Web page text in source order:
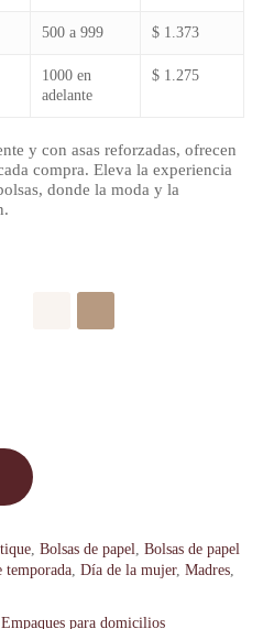
500 a 999 $ 1.373
1000 en
adelante
$ 1.275
y con asas reforzadas, ofrecen
compra. Eleva la experiencia
donde la moda y la
, Bolsas de papel, Bolsas de papel
temporada, Día de la mujer, Madres,
Empaques para domicilios